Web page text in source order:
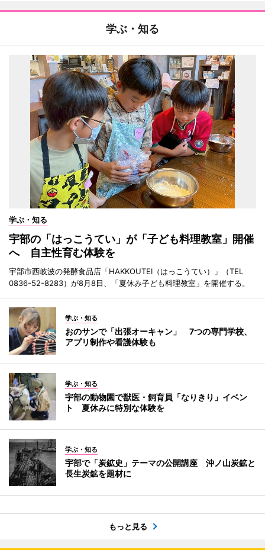
学ぶ・知る
学ぶ・知る
宇部の「はっこうてい」が「子ども料理教室」開催
へ 自主性育む体験を
宇部市西岐波の発酵食品店「HAKKOUTEI（はっこうてい）」（TEL
0836-52-8283）が8月8日、「夏休み子ども料理教室」を開催する。
学ぶ・知る
おのサンで「出張オーキャン」 7つの専門学校、
アプリ制作や看護体験も
学ぶ・知る
宇部の動物園で獣医・飼育員「なりきり」イベン
ト 夏休みに特別な体験を
学ぶ・知る
宇部で「炭鉱史」テーマの公開講座 沖ノ山炭鉱と
長生炭鉱を題材に
もっと見る